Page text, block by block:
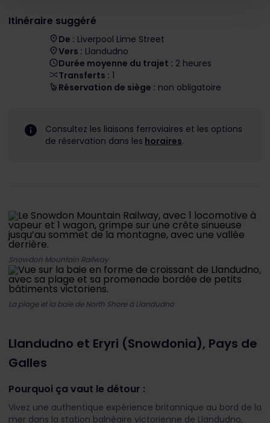
Itinéraire suggéré
De : Liverpool Lime Street
Vers : Llandudno
Durée moyenne du trajet : 2 heures
Transferts : 1
Réservation de siège : non obligatoire
Consultez les liaisons ferroviaires et les options
de réservation dans les horaires.
Snowdon Mountain Railway
La plage et la baie de North Shore à Llandudno
Llandudno et Eryri (Snowdonia), Pays de
Galles
Pourquoi ça vaut le détour :
Vivez une authentique expérience britannique au bord de la
mer dans la station balnéaire victorienne de Llandudno,